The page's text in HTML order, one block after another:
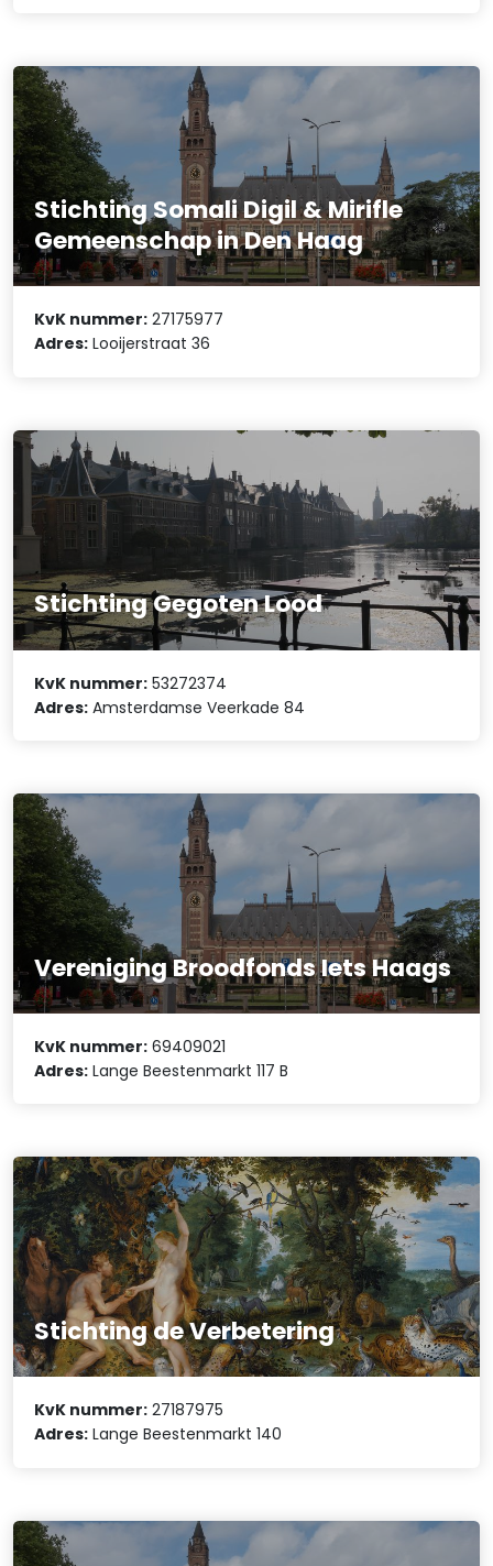
Stichting Somali Digil & Mirifle
Gemeenschap in Den Haag
KvK nummer: 27175977
Adres: Looijerstraat 36
Stichting Gegoten Lood
KvK nummer: 53272374
Adres: Amsterdamse Veerkade 84
Vereniging Broodfonds Iets Haags
KvK nummer: 69409021
Adres: Lange Beestenmarkt 117 B
Stichting de Verbetering
KvK nummer: 27187975
Adres: Lange Beestenmarkt 140